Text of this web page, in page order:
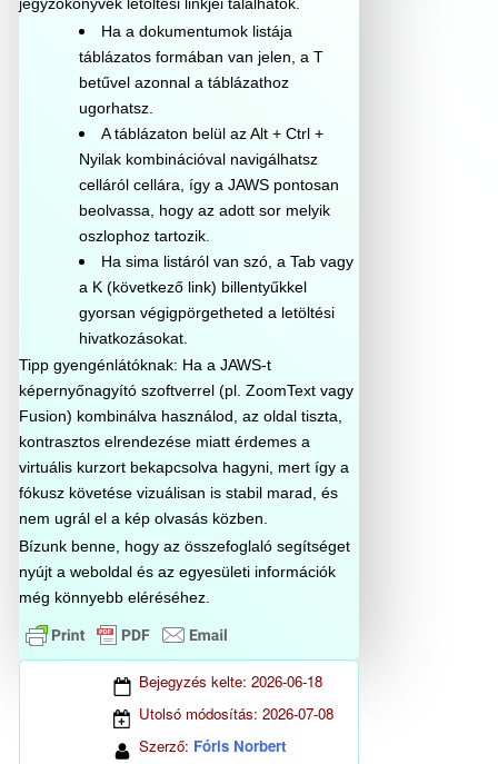
jegyzőkönyvek letöltési linkjei találhatók.
Ha a dokumentumok listája
táblázatos formában van jelen, a T
betűvel azonnal a táblázathoz
ugorhatsz.
A táblázaton belül az Alt + Ctrl +
Nyilak kombinációval navigálhatsz
celláról cellára, így a JAWS pontosan
beolvassa, hogy az adott sor melyik
oszlophoz tartozik.
Ha sima listáról van szó, a Tab vagy
a K (következő link) billentyűkkel
gyorsan végigpörgetheted a letöltési
hivatkozásokat.
Tipp gyengénlátóknak: Ha a JAWS-t
képernyőnagyító szoftverrel (pl. ZoomText vagy
Fusion) kombinálva használod, az oldal tiszta,
kontrasztos elrendezése miatt érdemes a
virtuális kurzort bekapcsolva hagyni, mert így a
fókusz követése vizuálisan is stabil marad, és
nem ugrál el a kép olvasás közben.
Bízunk benne, hogy az összefoglaló segítséget
nyújt a weboldal és az egyesületi információk
még könnyebb eléréséhez.
Bejegyzés kelte: 2026-06-18
Utolsó módosítás: 2026-07-08
Szerző: Fóris Norbert